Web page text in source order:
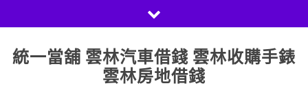
to
content
統一當舖 雲林汽車借錢 雲林收購手錶
雲林房地借錢